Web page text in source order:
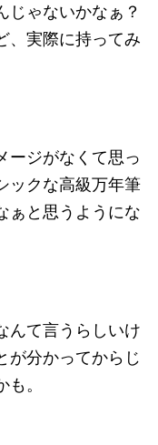
じゃないかなぁ？
、実際に持ってみ
ージがなくて思っ
ックな高級万年筆
ぁと思うようにな
んて言うらしいけ
が分かってからじ
。